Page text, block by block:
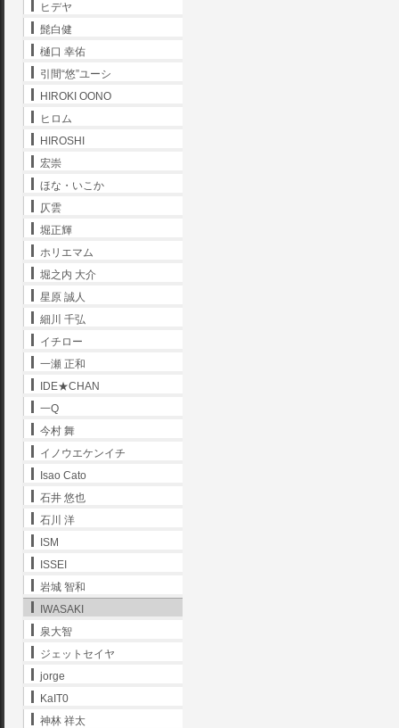
ヒデヤ
髭白健
樋口 幸佑
引間“悠”ユーシ
HIROKI OONO
ヒロム
HIROSHI
宏崇
ほな・いこか
仄雲
堀正輝
ホリエマム
堀之内 大介
星原 誠人
細川 千弘
イチロー
一瀬 正和
IDE★CHAN
一Q
今村 舞
イノウエケンイチ
Isao Cato
石井 悠也
石川 洋
ISM
ISSEI
岩城 智和
IWASAKI
泉大智
ジェットセイヤ
jorge
KaIT0
神林 祥太